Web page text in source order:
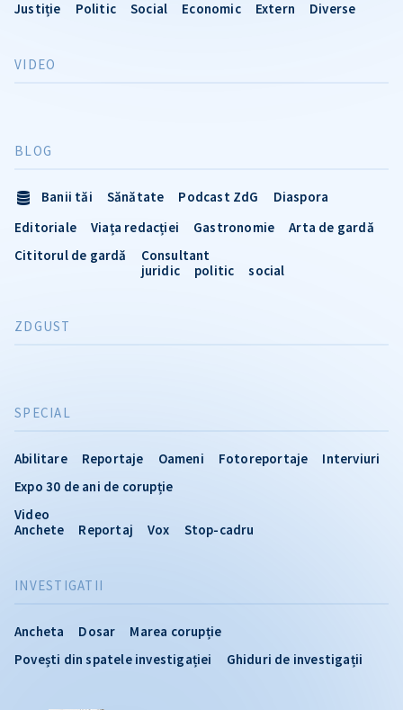
Justiție Politic Social Economic Extern Diverse
INVESTIGATII
Ancheta Dosar
Marea corupție
Povești din spatele investigației
Ghiduri de investigații
VIDEO
SPECIAL
Abilitare Reportaje Oameni Fotoreportaje
Interviuri
Expo 30 de ani de corupție
Video
Anchete
Reportaj Vox Stop-cadru
BLOG
Banii tăi Sănătate Podcast ZdG
Diaspora
Editoriale
Viața redacției Gastronomie
Arta de gardă
Cititorul de gardă
Consultant
juridic
politic social
ZDGUST